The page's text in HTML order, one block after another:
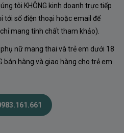
tôi KHÔNG kinh doanh trực tiếp
tới số điện thoại hoặc email để
mang tính chất tham khảo).
nữ mang thai và trẻ em dưới 18
bán hàng và giao hàng cho trẻ em